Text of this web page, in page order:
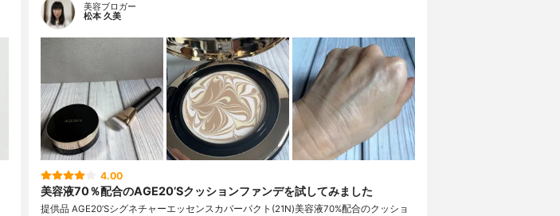
美容ブロガー
松本 久美
4.00
美容液70％配合のAGE20’Sクッションファンデを試してみました
提供品 AGE20’Sシグネチャーエッセンスカバーパクト(21N)美容液70%配合のクッショ